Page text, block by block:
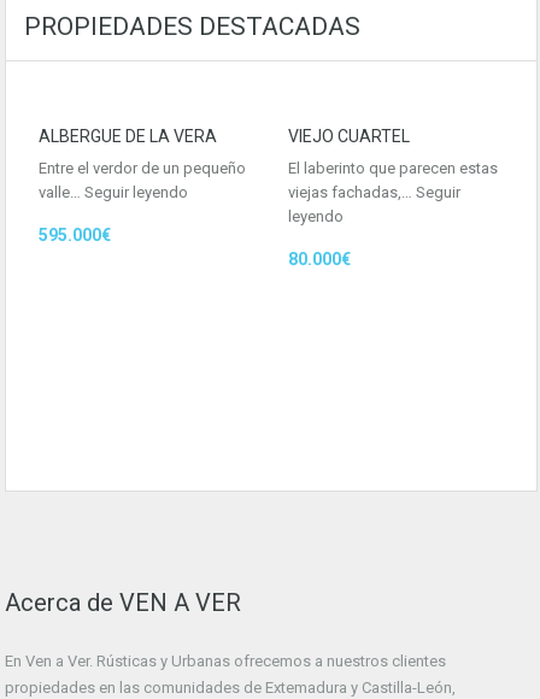
PROPIEDADES DESTACADAS
ALBERGUE DE LA VERA
Entre el verdor de un pequeño
valle… Seguir leyendo
595.000€
VIEJO CUARTEL
El laberinto que parecen estas
viejas fachadas,… Seguir
leyendo
80.000€
Acerca de VEN A VER
En Ven a Ver. Rústicas y Urbanas ofrecemos a nuestros clientes
propiedades en las comunidades de Extemadura y Castilla-León,